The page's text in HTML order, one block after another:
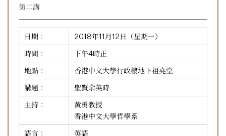
第二講
日期：
2018年11月12日（星期一）
時間：
下午4時正
地點：
香港中文大學行政樓地下祖堯堂
講題：
聖賢余英時
主持：
黃勇教授
香港中文大學哲學系
語言：
英語